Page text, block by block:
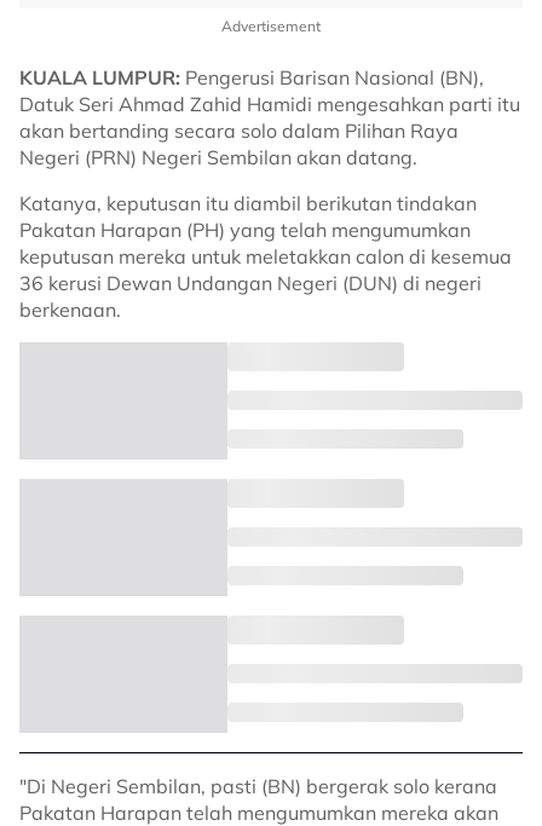
Advertisement
KUALA LUMPUR: Pengerusi Barisan Nasional (BN),
Datuk Seri Ahmad Zahid Hamidi mengesahkan parti itu
akan bertanding secara solo dalam Pilihan Raya
Negeri (PRN) Negeri Sembilan akan datang.
Katanya, keputusan itu diambil berikutan tindakan
Pakatan Harapan (PH) yang telah mengumumkan
keputusan mereka untuk meletakkan calon di kesemua
36 kerusi Dewan Undangan Negeri (DUN) di negeri
berkenaan.
"Di Negeri Sembilan, pasti (BN) bergerak solo kerana
Pakatan Harapan telah mengumumkan mereka akan